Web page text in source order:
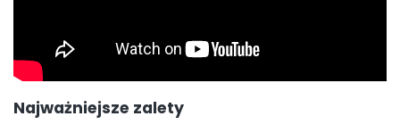
Najważniejsze zalety